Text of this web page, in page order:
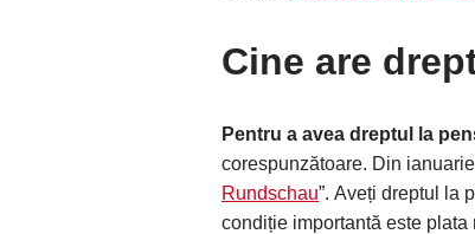
Cine are
Pentru a avea dreptul la
corespunzătoare. Din
Rundschau”. Aveți dreptul la
condiție importantă este